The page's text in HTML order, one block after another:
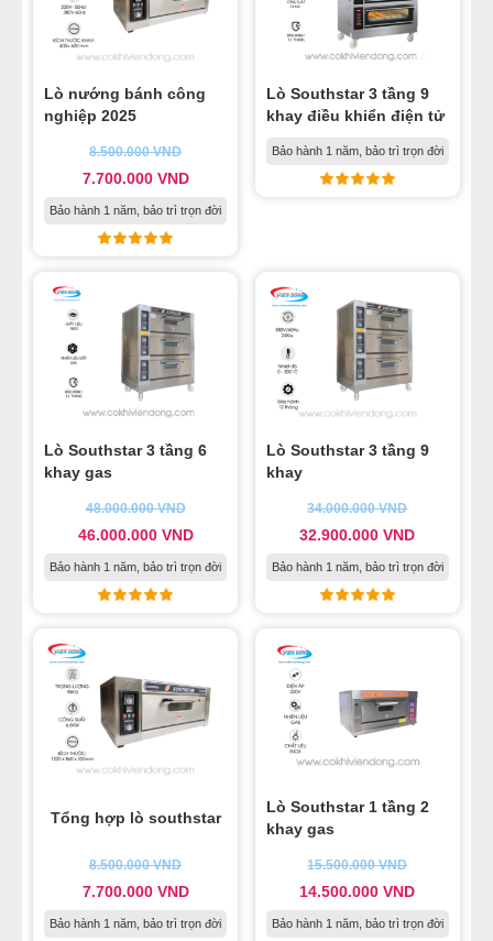
15-Chảo xào nhân công nghiệp 300L
17 -
Tủ ủ bột 16 khay
Máy cán bột 2 chiều chân đứng DS 520B
-Máy cán bột 2 chiều L 620
20-Máy thái thịt làm nhân bánh trung thu DQ1
Máy máy xay thịt làm bánh trung thu
22
Nồi nấu đường mạch nha làm bánh trung thu
23-
Chảo xào nhân bánh trung thu dùng điện
24- Máy trộn bột làm bánh trung thu
25-
Nồi sên nhân bánh trung thu
Lò Southstar 2 tầng 4 khay
27-Máy dập khuôn bánh trung thu
-Máy đóng date
30-Lò nướng bánh ngọt 3 tầng 9 khay Southstar
Máy nhồi nhân bánh trung thu Viễn Đông
33-
Quy trình làm bánh trung thu với các thiết bị của
Viễn Đông
Lò nướng bánh công
nghiệp 2025
8.500.000VND
7.700.000 VND
Bảo hành 1 năm, bảo trì trọn đời
Lò Southstar 3 tầng 9
khay điều khiển điện tử
Bảo hành 1 năm, bảo trì trọn đời
Lò Southstar 3 tầng 6
khay gas
48.000.000VND
46.000.000 VND
Bảo hành 1 năm, bảo trì trọn đời
Lò Southstar 3 tầng 9
khay
34.000.000VND
32.900.000VND
Bảo hành 1 năm, bảo trì trọn đời
Tổng hợp lò southstar
8.500.000VND
7.700.000 VND
Bảo hành 1 năm, bảo trì trọn đời
Lò Southstar 1 tầng 2
khay gas
15.500.000VND
14.500.000VND
Bảo hành 1 năm, bảo trì trọn đời